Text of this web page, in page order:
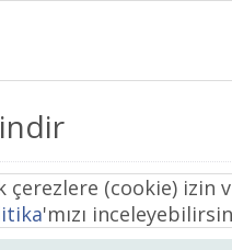
çerezlere (cookie) izin
'mızı